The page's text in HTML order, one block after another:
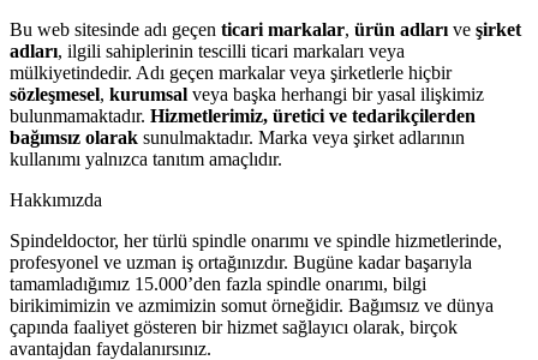
Bu web sitesinde adı geçen ticari markalar, ürün adları ve şirket
adları, ilgili sahiplerinin tescilli ticari markaları veya
mülkiyetindedir. Adı geçen markalar veya şirketlerle hiçbir
sözleşmesel, kurumsal veya başka herhangi bir yasal ilişkimiz
bulunmamaktadır. Hizmetlerimiz, üretici ve tedarikçilerden
bağımsız olarak sunulmaktadır. Marka veya şirket adlarının
kullanımı yalnızca tanıtım amaçlıdır.
Hakkımızda
Spindeldoctor, her türlü spindle onarımı ve spindle hizmetlerinde,
profesyonel ve uzman iş ortağınızdır. Bugüne kadar başarıyla
tamamladığımız 15.000’den fazla spindle onarımı, bilgi
birikimimizin ve azmimizin somut örneğidir. Bağımsız ve dünya
çapında faaliyet gösteren bir hizmet sağlayıcı olarak, birçok
avantajdan faydalanırsınız.